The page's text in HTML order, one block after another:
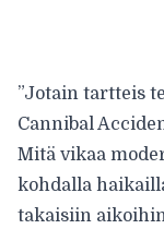
”Jotain tartteis
Cannibal
Mitä vikaa
kohdalla
takaisiin